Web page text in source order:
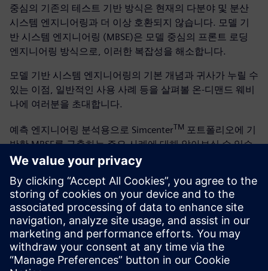
중심의 기존의 테스트 기반 방식은 현재의 다분야 및 분산
시스템 엔지니어링과 더 이상 호환되지 않습니다. 모델 기
반 시스템 엔지니어링 (MBSE)은 모델 중심의 프론트 로딩
엔지니어링 방식으로, 이러한 복잡성을 해소합니다.
모델 기반 시스템 엔지니어링의 기본 개념과 귀사가 누릴 수
있는 이점, 일반적인 사용 사례 등을 살펴볼 온-디맨드 웨비
나에 여러분을 초대합니다.
예측 엔지니어링 분석용으로 SimcenterTM 포트폴리오에 기
반한 MBSE를 구축하는 주요 사례에 대해 알아보실 수 있습
니다. 구현 가능한 적절한 도구와 방법에 대한 구체적인 정
다룰 내용:
시스템 엔지니어링의 산업적 맥락과 현황
모델 기반 시스템 엔지니어링 (MBSE) 기본 개념 소개
모델 중심 방식의 중요성과 제공하는 이점